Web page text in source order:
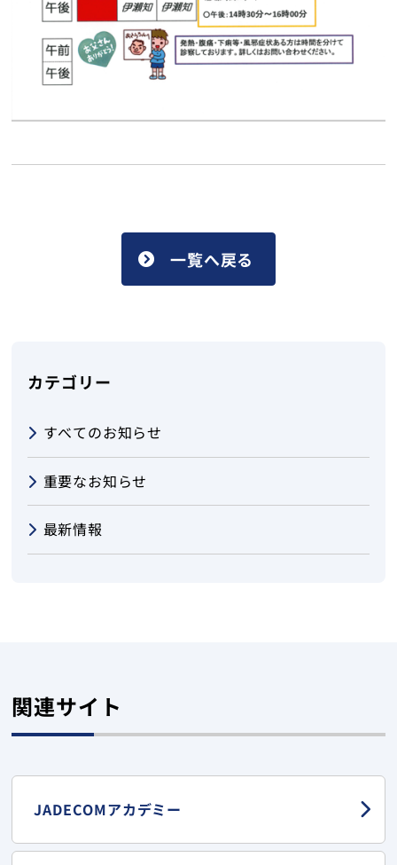
一覧へ戻る
カテゴリー
すべてのお知らせ
重要なお知らせ
最新情報
関連サイト
JADECOMアカデミー